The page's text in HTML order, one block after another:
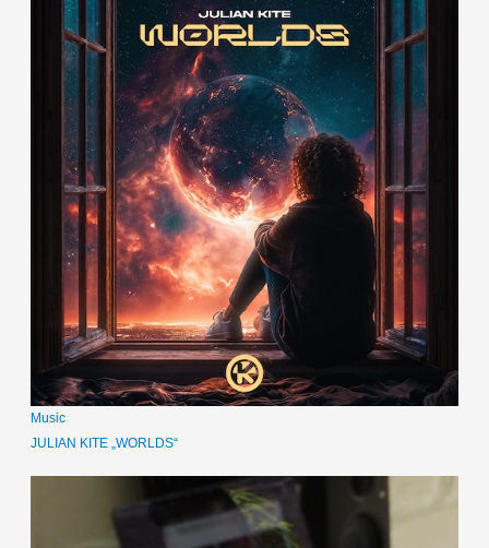
Music
JULIAN KITE „WORLDS“